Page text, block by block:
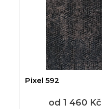
Pixel 592
od 1 460 Kč